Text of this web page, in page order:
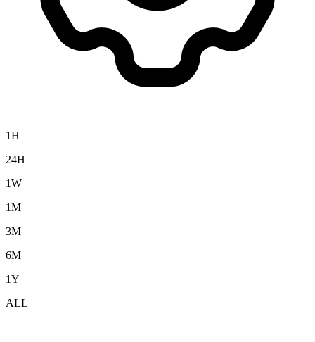
1H
24H
1W
1M
3M
6M
1Y
ALL